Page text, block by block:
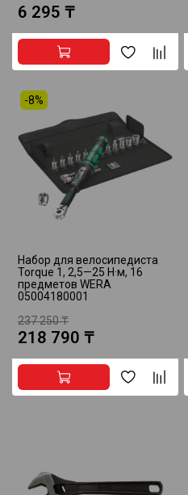
6 295 ₸
-8%
Набор для велосипедиста
Torque 1, 2,5—25 Н·м, 16
предметов WERA
05004180001
237 250 ₸
218 790 ₸